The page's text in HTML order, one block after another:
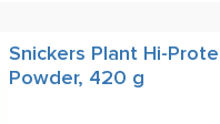
Snickers Plant Hi-
Powder, 420 g